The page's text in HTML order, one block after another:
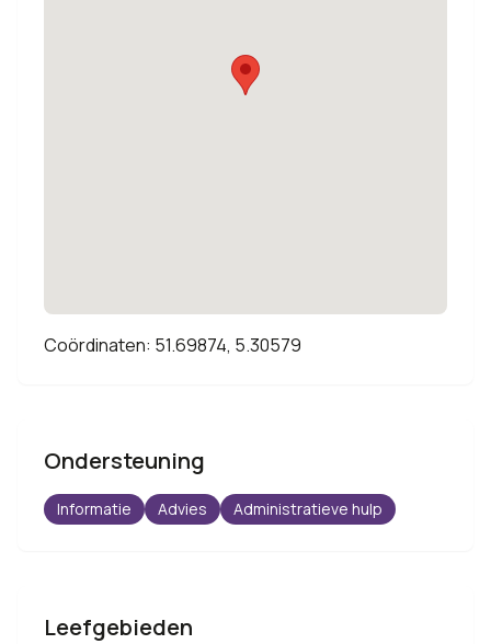
Coördinaten: 51.69874, 5.30579
Ondersteuning
Informatie Advies Administratieve hulp
Leefgebieden